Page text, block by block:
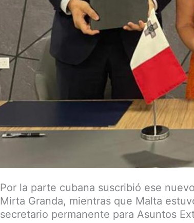
Por la parte cubana suscribió ese
Mirta Granda, mientras que Malta
secretario permanente para Asuntos